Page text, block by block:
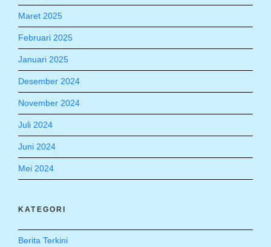
Maret 2025
Februari 2025
Januari 2025
Desember 2024
November 2024
Juli 2024
Juni 2024
Mei 2024
KATEGORI
Berita Terkini